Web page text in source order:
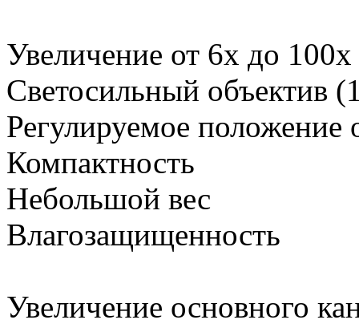
Увеличение от 6х до 100х
Светосильный объектив
Регулируемое положение
Компактность
Небольшой вес
Влагозащищенность
Увеличение основного